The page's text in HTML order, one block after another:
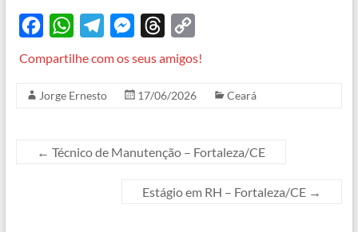
e
W
t
A
e
M
s
e
d
y
i
k
Compartilhe com os seus amigos!
Jorge Ernesto 17/06/2026 Ceará
← Técnico de Manutenção – Fortaleza/CE
Estágio em RH – Fortaleza/CE →